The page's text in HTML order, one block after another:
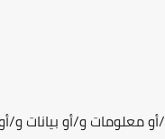
معلومات و/أو بيانات